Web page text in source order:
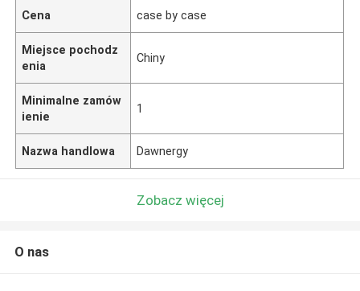
Cena case by case
Miejsce pochodz
enia
Chiny
Minimalne zamów
ienie
1
Nazwa handlowa Dawnergy
Zobacz więcej
O nas